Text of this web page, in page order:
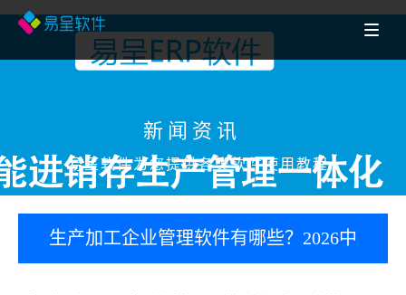
新闻资讯
易呈软件为您提供各类软件使用教程
生产加工企业管理软件有哪些？2026中